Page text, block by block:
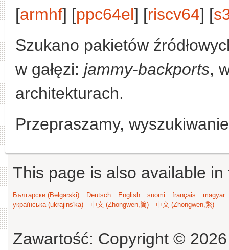
[armhf] [ppc64el] [riscv64] [
Szukano pakietów
w gałęzi: jammy-backports,
architekturach.
Przepraszamy,
This page is also available
Български (Bəlgarski) Deutsch English suomi français
magyar
українська (ukrajins'ka)
中文 (Zhongwen,简) 中文 (Zhongwen,繁)
Zawartość: Copyright ©